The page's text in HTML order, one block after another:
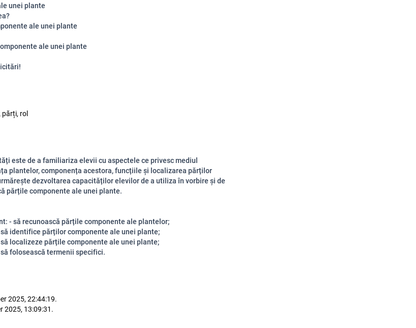
unei plante
ale unei plante
ale unei plante
rol
este de a familiariza elevii cu aspectele ce privesc mediul
plantelor, componența acestora, funcțiile și localizarea părților
dezvoltarea capacităților elevilor de a utiliza în vorbire și de
părțile componente ale unei plante.
​​​​​- să recunoască părțile componente ale plantelor;
componente ale unei plante;
localizeze părțile componente ale unei plante;
termenii specifici.
2025, 22:44:19.
2025, 13:09:31.